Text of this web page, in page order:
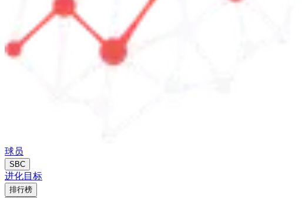
球员
SBC
进化目标
排行榜